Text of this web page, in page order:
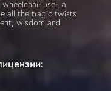
user, a
all the tragic twists
wisdom and